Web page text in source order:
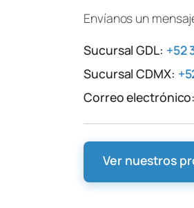
Envíanos un
Sucursal GDL: +52
Sucursal CDMX:
Correo
Ver nuestros